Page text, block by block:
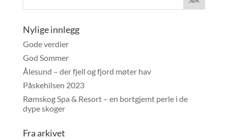
Nylige innlegg
Gode verdier
God Sommer
Ålesund – der fjell og fjord møter hav
Påskehilsen 2023
Rømskog Spa & Resort – en bortgjemt perle i de
dype skoger
Fra arkivet